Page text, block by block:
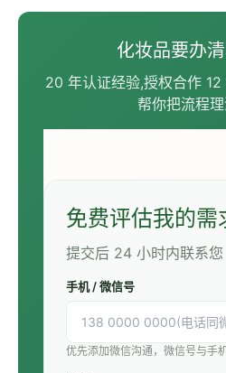
化妆品要办
20 年认证经验,授权合作
帮你把流程理
免费评估我的需
提交后 24 小时内联系您
手机 / 微信号
优先添加微信沟通，微信号与手